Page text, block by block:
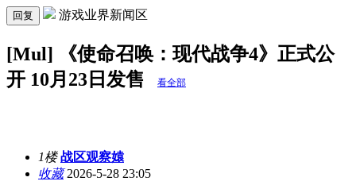
回复 游戏业界新闻区
[Mul] 《使命召唤：现代战争4》正式公
开 10月23日发售
看全部
1楼 战区观察媴
收藏2026-5-28 23:05